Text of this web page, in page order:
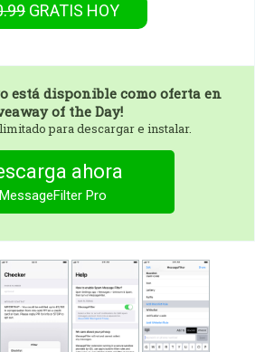
GRATIS HOY
está disponible como oferta en
of the Day!
para descargar e instalar.
ahora
MessageFilter Pro